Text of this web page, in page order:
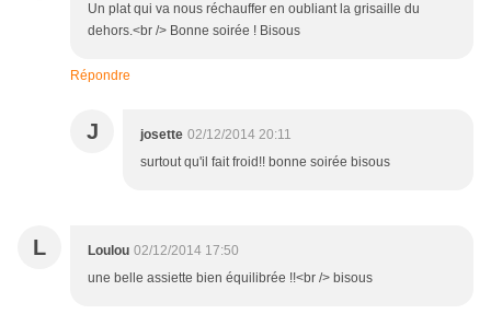
Un plat qui va nous réchauffer en oubliant la grisaille du
dehors.<br /> Bonne soirée ! Bisous
Répondre
J josette 02/12/2014 20:11
surtout qu'il fait froid!! bonne soirée bisous
L Loulou 02/12/2014 17:50
une belle assiette bien équilibrée !!<br /> bisous